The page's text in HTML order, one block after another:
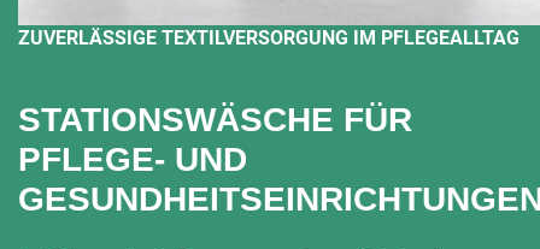
ZUVERLÄSSIGE TEXTILVERSORGUNG IM PFLEGEALLTAG
STATIONSWÄSCHE FÜR
PFLEGE- UND